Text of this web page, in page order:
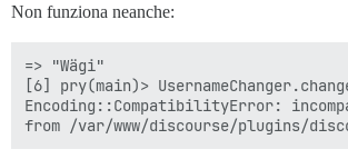
Non funziona neanche:
=> "Wägi"
[6] pry(main)>
Encoding::CompatibilityError: